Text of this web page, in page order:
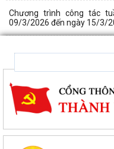
Chương trình công tác
09/3/2026 đến ngày 15/3/